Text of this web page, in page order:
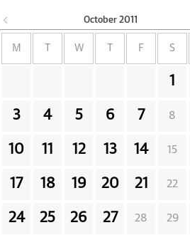
October 2011
M W F S
1
3 4 5 6 7 8
10 11 12 13 14 15
17 18 19 20 21 22
24 25 26 27 28 29